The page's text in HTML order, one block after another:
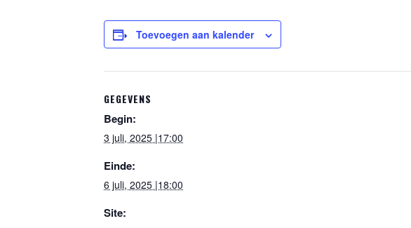
Toevoegen aan kalender
GEGEVENS
Begin:
3 juli, 2025 |17:00
Einde:
6 juli, 2025 |18:00
Site: